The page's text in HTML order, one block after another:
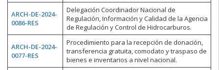
ARCH-DE-2024-
0086-RES
Delegación Coordinador Nacional de
Regulación, Información y Calidad de la Agencia
de Regulación y Control de Hidrocarburos.
ARCH-DE-2024-
0077-RES
Procedimiento para la recepción de donación,
transferencia gratuita, comodato y traspaso de
bienes e inventarios a nivel nacional.